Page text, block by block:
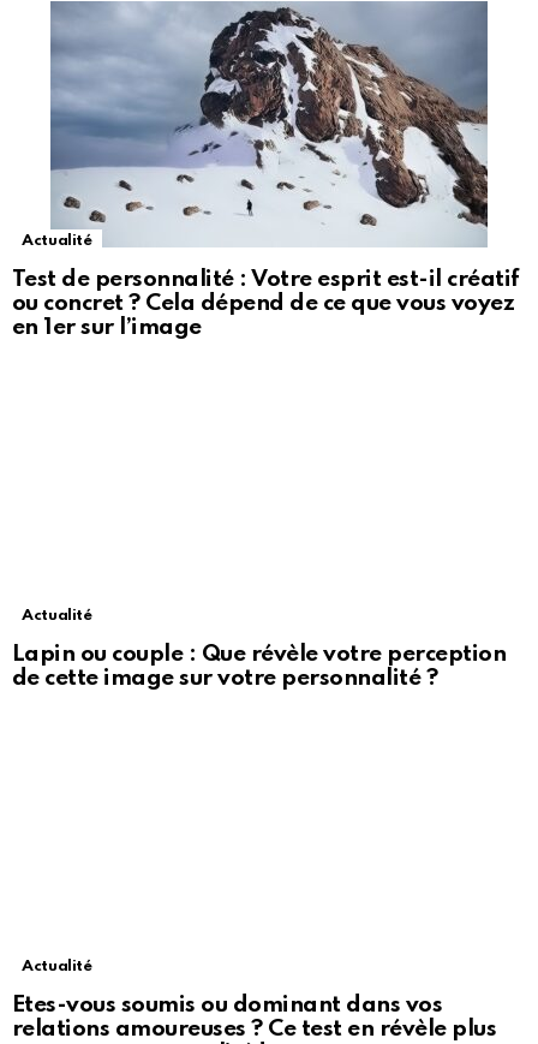
Actualité
Test de personnalité : Votre esprit est-il créatif
ou concret ? Cela dépend de ce que vous voyez
en 1er sur l’image
Actualité
Lapin ou couple : Que révèle votre perception
de cette image sur votre personnalité ?
Actualité
Etes-vous soumis ou dominant dans vos
relations amoureuses ? Ce test en révèle plus